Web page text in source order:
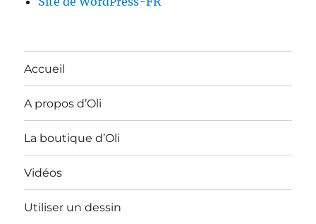
Accueil
A propos d’Oli
La boutique d’Oli
Vidéos
Utiliser un dessin